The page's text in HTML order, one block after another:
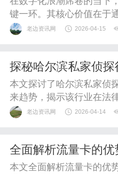
键一环。其核心价值在于
更贴近用户真实需求，实
业者提供可落地的实践指
老边资讯网 2026-04-15
探秘哈尔滨私家侦
本文探讨了哈尔滨私家侦
来趋势，揭示该行业在法
老边资讯网 2026-04-14
全面解析流量卡的
生活
本文全面解析流量卡的优